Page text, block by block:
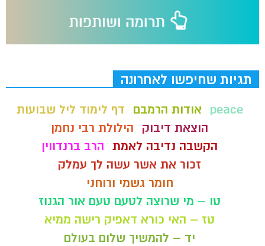
תגיות שחיפשו לאחרונה
peace אודות הרמבם
דף לימוד ליל שבועות
הוצאת דיבוק
הילולת רבי נחמן
הקשבה נדיבה לאמת הרב ברנדווין
זכור את אשר עשה לך עמלק
חומר גשמי ורוחני
טו – מי שרוצה לטעם טעם אור הגנוז
טז – האי כורא דאפיק רישה ממיא
יד – להמשיך שלום בעולם